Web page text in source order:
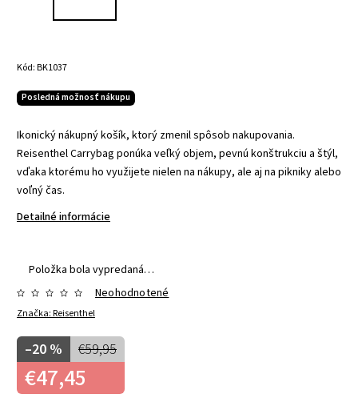
Kód:BK1037
Posledná možnosť nákupu
Ikonický nákupný košík, ktorý zmenil spôsob nakupovania.
Reisenthel Carrybag ponúka veľký objem, pevnú konštrukciu a štýl,
vďaka ktorému ho využijete nielen na nákupy, ale aj na pikniky alebo
voľný čas.
Detailné informácie
Položka bola vypredaná…
Značka:Reisenthel
Neohodnotené
€59,95
–20 %
€47,45